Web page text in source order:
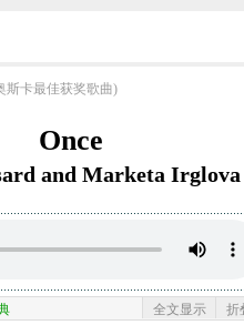
斯卡最佳获奖歌曲)
Once
and Marketa Irglova
折
全文显示